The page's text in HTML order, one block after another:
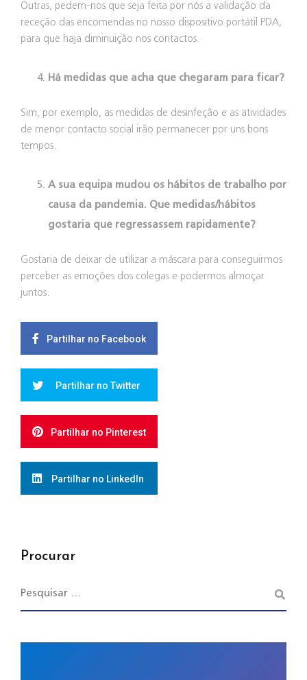
Outras, pedem-nos que seja feita por nós a validação da
receção das encomendas no nosso dispositivo portátil PDA,
para que haja diminuição nos contactos.
Há medidas que acha que chegaram para ficar?
Sim, por exemplo, as medidas de desinfeção e as atividades
de menor contacto social irão permanecer por uns bons
tempos.
A sua equipa mudou os hábitos de trabalho por
causa da pandemia. Que medidas/hábitos
gostaria que regressassem rapidamente?
Gostaria de deixar de utilizar a máscara para conseguirmos
perceber as emoções dos colegas e podermos almoçar
juntos.
Partilhar no Facebook
Partilhar no Twitter
Partilhar no Pinterest
Partilhar no LinkedIn
Procurar